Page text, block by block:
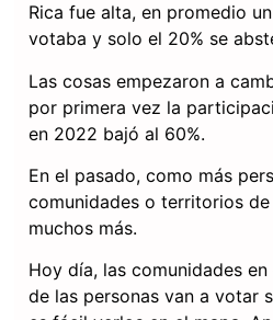
Rica fue alta, en promedio
votaba y solo el 20% se
Las cosas empezaron a
por primera vez la
en 2022 bajó al 60%.
En el pasado, como más
comunidades o territorios
muchos más.
Hoy día, las comunidades
de las personas van a votar